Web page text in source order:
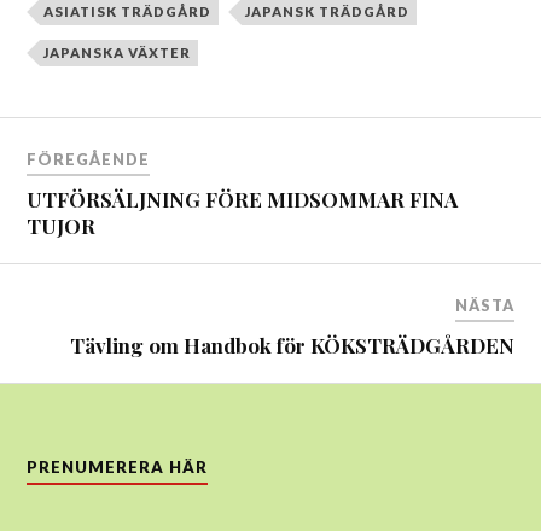
ASIATISK TRÄDGÅRD JAPANSK TRÄDGÅRD
JAPANSKA VÄXTER
Inläggsnavigering
FÖREGÅENDE
UTFÖRSÄLJNING FÖRE MIDSOMMAR FINA
TUJOR
NÄSTA
Tävling om Handbok för KÖKSTRÄDGÅRDEN
PRENUMERERA HÄR